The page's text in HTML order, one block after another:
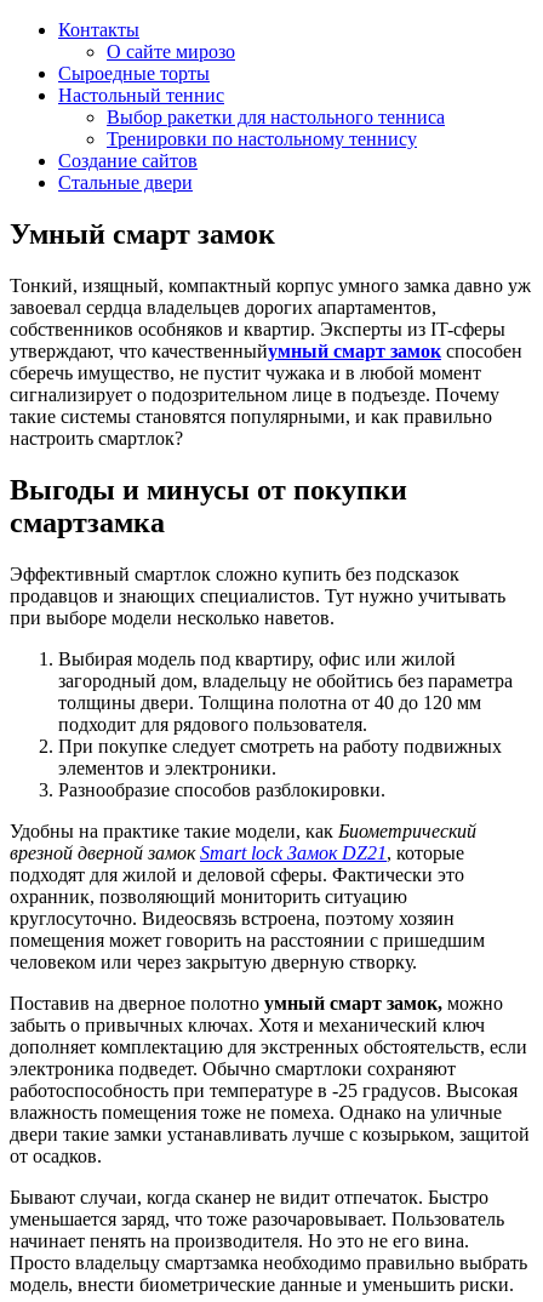
Контакты
О сайте мирозо
Сыроедные торты
Настольный теннис
Выбор ракетки для настольного тенниса
Тренировки по настольному теннису
Создание сайтов
Стальные двери
Умный смарт замок
Тонкий, изящный, компактный корпус умного замка давно уж
завоевал сердца владельцев дорогих апартаментов,
собственников особняков и квартир. Эксперты из IT-сферы
утверждают, что качественныйумный смарт замок способен
сберечь имущество, не пустит чужака и в любой момент
сигнализирует о подозрительном лице в подъезде. Почему
такие системы становятся популярными, и как правильно
настроить смартлок?
Выгоды и минусы от покупки
смартзамка
Эффективный смартлок сложно купить без подсказок
продавцов и знающих специалистов. Тут нужно учитывать
при выборе модели несколько наветов.
Выбирая модель под квартиру, офис или жилой
загородный дом, владельцу не обойтись без параметра
толщины двери. Толщина полотна от 40 до 120 мм
подходит для рядового пользователя.
При покупке следует смотреть на работу подвижных
элементов и электроники.
Разнообразие способов разблокировки.
Удобны на практике такие модели, как Биометрический
врезной дверной замокSmart lock Замок DZ21, которые
подходят для жилой и деловой сферы. Фактически это
охранник, позволяющий мониторить ситуацию
круглосуточно. Видеосвязь встроена, поэтому хозяин
помещения может говорить на расстоянии с пришедшим
человеком или через закрытую дверную створку.
Поставив на дверное полотно умный смарт замок, можно
забыть о привычных ключах. Хотя и механический ключ
дополняет комплектацию для экстренных обстоятельств, если
электроника подведет. Обычно смартлоки сохраняют
работоспособность при температуре в -25 градусов. Высокая
влажность помещения тоже не помеха. Однако на уличные
двери такие замки устанавливать лучше с козырьком, защитой
от осадков.
Бывают случаи, когда сканер не видит отпечаток. Быстро
уменьшается заряд, что тоже разочаровывает. Пользователь
начинает пенять на производителя. Но это не его вина.
Просто владельцу смартзамка необходимо правильно выбрать
модель, внести биометрические данные и уменьшить риски.